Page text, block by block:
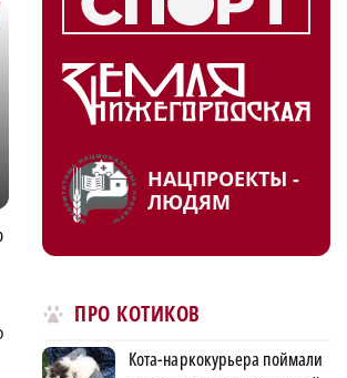
НАЦПРОЕКТЫ -
ЛЮДЯМ
ПРО КОТИКОВ
Кота-наркокурьера поймали